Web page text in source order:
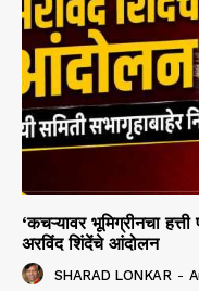
‘कचऱ्यावर भूमिग्रीनचा
अरविंद शिंदेंचे आंदोलन
SHARAD LONKAR -